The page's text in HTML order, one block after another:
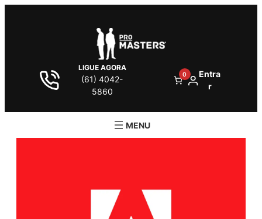
LIGUE AGORA
(61) 4042-
5860
0
Entra
r